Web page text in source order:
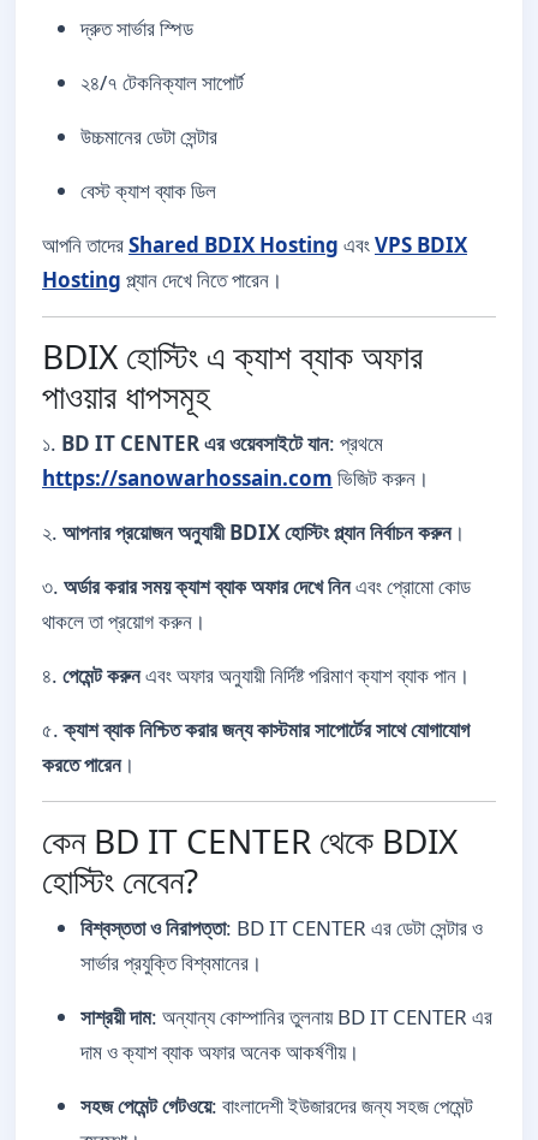
দ্রুত সার্ভার স্পিড
২৪/৭ টেকনিক্যাল সাপোর্ট
উচ্চমানের ডেটা সেন্টার
বেস্ট ক্যাশ ব্যাক ডিল
আপনি তাদেরShared BDIX Hosting এবংVPS BDIX
Hosting প্ল্যান দেখে নিতে পারেন।
BDIX হোস্টিং এ ক্যাশ ব্যাক অফার
পাওয়ার ধাপসমূহ
১. BD IT CENTER এর ওয়েবসাইটে যান: প্রথমে
https://sanowarhossain.com ভিজিট করুন।
২. আপনার প্রয়োজন অনুযায়ী BDIX হোস্টিং প্ল্যান নির্বাচন করুন।
৩. অর্ডার করার সময় ক্যাশ ব্যাক অফার দেখে নিনএবং প্রোমো কোড
থাকলে তা প্রয়োগ করুন।
৪. পেমেন্ট করুনএবং অফার অনুযায়ী নির্দিষ্ট পরিমাণ ক্যাশ ব্যাক পান।
৫.ক্যাশ ব্যাক নিশ্চিত করার জন্য কাস্টমার সাপোর্টের সাথে যোগাযোগ
করতে পারেন।
কেন BD IT CENTER থেকে BDIX
হোস্টিং নেবেন?
বিশ্বস্ততা ও নিরাপত্তা: BD IT CENTER এর ডেটা সেন্টার ও
সার্ভার প্রযুক্তি বিশ্বমানের।
সাশ্রয়ী দাম: অন্যান্য কোম্পানির তুলনায় BD IT CENTER এর
দাম ও ক্যাশ ব্যাক অফার অনেক আকর্ষণীয়।
সহজ পেমেন্ট গেটওয়ে: বাংলাদেশী ইউজারদের জন্য সহজ পেমেন্ট